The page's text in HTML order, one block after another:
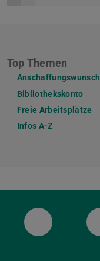
Top Themen
Anschaffungswunsch
Bibliothekskonto
Freie Arbeitsplätze
Infos A-Z
ULB Bluesky